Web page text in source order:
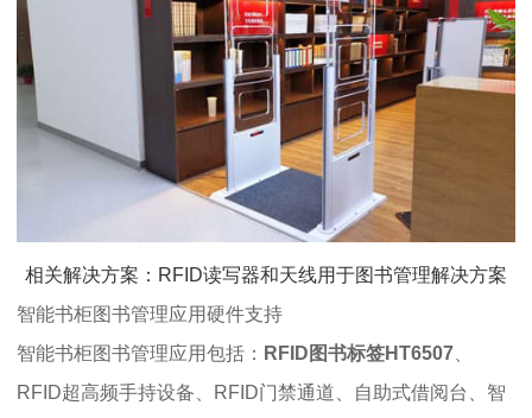
相关解决方案：RFID读写器和天线用于图书管理解决方案
智能书柜图书管理应用硬件支持
智能书柜图书管理应用包括： RFID图书标签HT6507
RFID超高频手持设备、RFID门禁通道、自助式借阅台、智